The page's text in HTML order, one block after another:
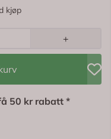
kjøp
+
50 kr rabatt *